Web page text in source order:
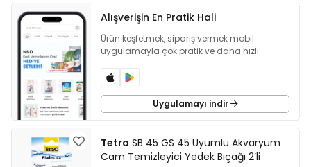
Alışverişin En Pratik Hali
Ürün keşfetmek, sipariş vermek mobil
uygulamayla çok pratik ve daha hızlı.
Uygulamayı indir
Tetra SB 45 GS 45 Uyumlu Akvaryum
Cam Temizleyici Yedek Bıçağı 2’li